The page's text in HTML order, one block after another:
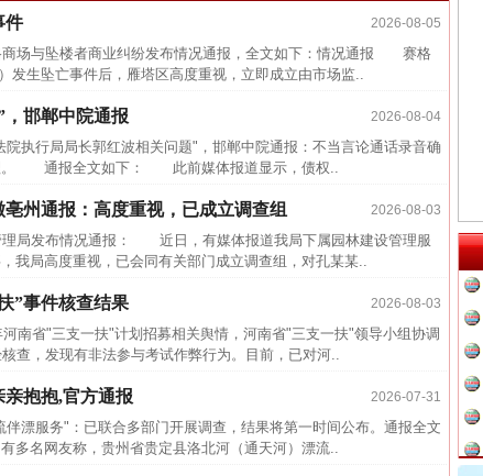
2026-08-05
件
场与坠楼者商业纠纷发布情况通报，全文如下：情况通报 赛格
发生坠亡事件后，雁塔区高度重视，立即成立由市场监..
2026-08-04
邯郸中院通报
行局局长郭红波相关问题"，邯郸中院通报：不当言论通话录音确
。 通报全文如下： 此前媒体报道显示，债权..
2026-08-03
州通报：高度重视，已成立调查组
局发布情况通报： 近日，有媒体报道我局下属园林建设管理服
我局高度重视，已会同有关部门成立调查组，对孔某某..
2026-08-03
”事件核查结果
省"三支一扶"计划招募相关舆情，河南省"三支一扶"领导小组协调
查，发现有非法参与考试作弊行为。目前，已对河..
2026-07-31
抱抱,官方通报
服务"：已联合多部门开展调查，结果将第一时间公布。通报全文
名网友称，贵州省贵定县洛北河（通天河）漂流..
茶叶“炒上天”